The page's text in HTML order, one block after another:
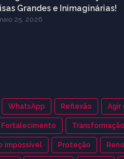
Grandes e Inimaginárias!
25, 2026
WhatsApp Reflexão Agir
Fortalecimento Transformação
impossível Proteção